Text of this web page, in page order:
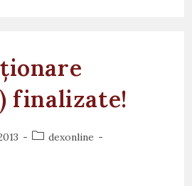
finalizate!
Postdexonline